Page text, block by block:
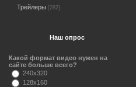
Трейлеры [282]
Наш опрос
Какой формат видео нужен на
сайте больше всего?
240x320
128x160